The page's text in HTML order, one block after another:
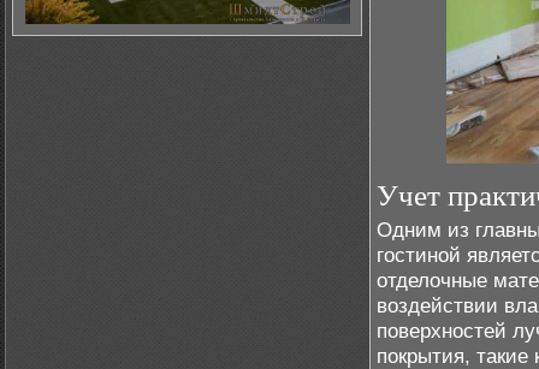
Учет
Одним из
гостиной
отделочные
воздействии
поверхностей
покрытия,